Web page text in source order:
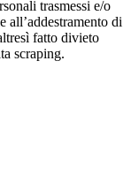
trasmessi e/o
di
fatto divieto
scraping.